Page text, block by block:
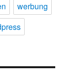
werbung